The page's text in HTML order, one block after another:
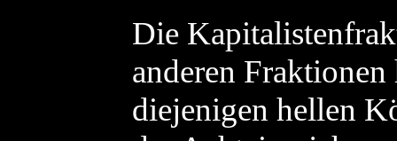
Die
anderen
diejenigen hellen